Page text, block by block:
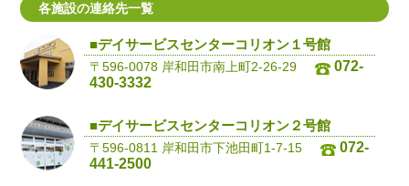
各施設の連絡先一覧
■デイサービスセンターコリオン１号館
〒596-0078 岸和田市南上町2-26-29
072-
430-3332
■デイサービスセンターコリオン２号館
〒596-0811 岸和田市下池田町1-7-15
072-
441-2500